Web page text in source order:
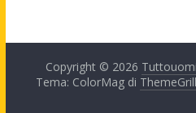
Copyright © 2026
Tema: ColorMag di ThemeGrill